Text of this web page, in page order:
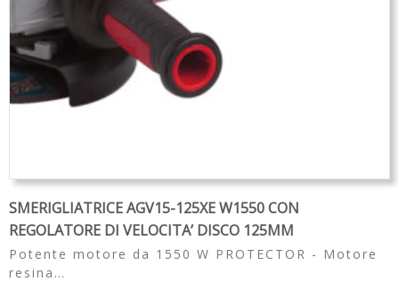
SMERIGLIATRICE AGV15-125XE W1550 CON
REGOLATORE DI VELOCITA’ DISCO 125MM
Potente motore da 1550 W PROTECTOR - Motore
resina…